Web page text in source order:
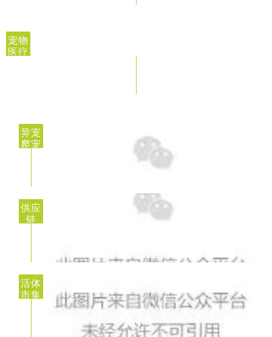
宠物
医疗
异宠
爬宠
供应
链
活体
市集